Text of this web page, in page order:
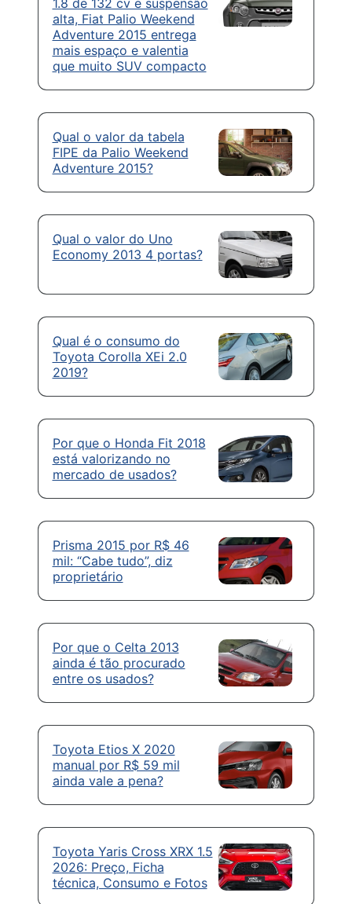
1.8 de 132 cv e suspensão
alta, Fiat Palio Weekend
Adventure 2015 entrega
mais espaço e valentia
que muito SUV compacto
Qual o valor da tabela
FIPE da Palio Weekend
Adventure 2015?
Qual o valor do Uno
Economy 2013 4 portas?
Qual é o consumo do
Toyota Corolla XEi 2.0
2019?
Por que o Honda Fit 2018
está valorizando no
mercado de usados?
Prisma 2015 por R$ 46
mil: “Cabe tudo”, diz
proprietário
Por que o Celta 2013
ainda é tão procurado
entre os usados?
Toyota Etios X 2020
manual por R$ 59 mil
ainda vale a pena?
Toyota Yaris Cross XRX 1.5
2026: Preço, Ficha
técnica, Consumo e Fotos